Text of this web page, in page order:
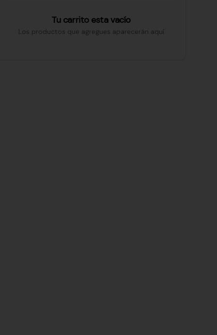
Tu carrito esta vacío
Los productos que agregues aparecerán aquí